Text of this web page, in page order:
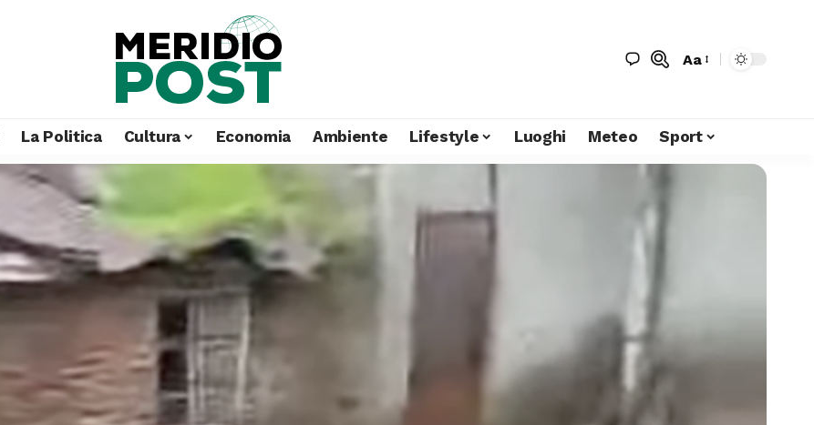
Aa
La Politica Cultura Economia Ambiente Lifestyle Luoghi Meteo Sport